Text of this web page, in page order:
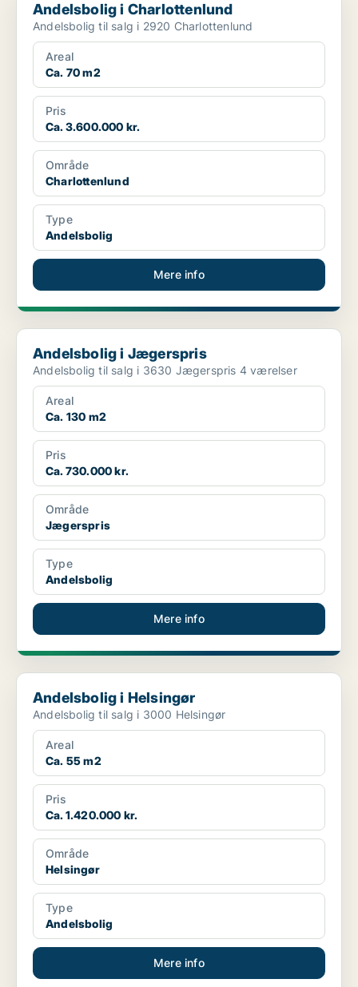
Andelsbolig i Charlottenlund
Andelsbolig til salg i 2920 Charlottenlund
Areal
Ca. 70 m2
Pris
Ca. 3.600.000 kr.
Område
Charlottenlund
Type
Andelsbolig
Mere info
Andelsbolig i Jægerspris
Andelsbolig i Jægerspris
Andelsbolig til salg i 3630 Jægerspris 4 værelser
Areal
Ca. 130 m2
Pris
Ca. 730.000 kr.
Område
Jægerspris
Type
Andelsbolig
Mere info
Andelsbolig i Helsingør
Andelsbolig i Helsingør
Andelsbolig til salg i 3000 Helsingør
Areal
Ca. 55 m2
Pris
Ca. 1.420.000 kr.
Område
Helsingør
Type
Andelsbolig
Mere info